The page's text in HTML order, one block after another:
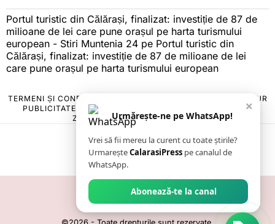
Portul turistic din Călărași, finalizat: investiție de 87 de
milioane de lei care pune orașul pe harta turismului
european - Stiri Muntenia 24 pe Portul turistic din
Călărași, finalizat: investiție de 87 de milioane de lei
care pune orașul pe harta turismului european
TERMENI ȘI CONDIȚII
POLITICA DE ANULARE & RETUR
PUBLICITATE ONLINE & TIPĂRITĂ
CONTACT
ZIARUL ANUNȚUL CĂLĂRĂȘEAN
×
Urmărește-ne pe WhatsApp!
Vrei să fii mereu la curent cu toate știrile?
UrmareșteCalarasiPress pe canalul de
WhatsApp.
Abonează-te la canal